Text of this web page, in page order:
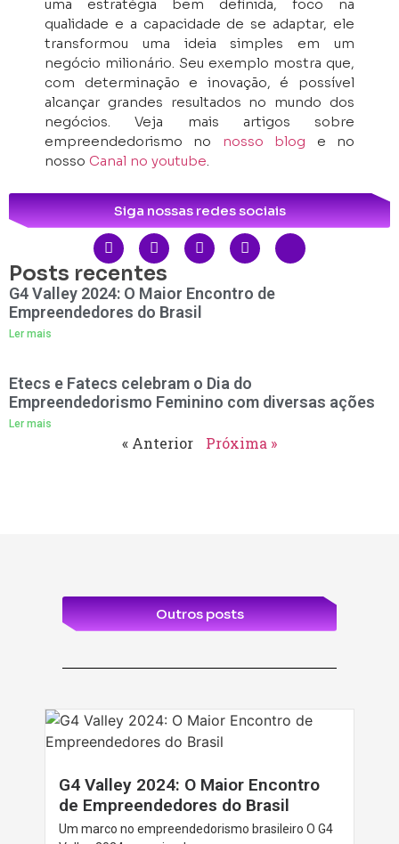
uma estratégia bem definida, foco na
qualidade e a capacidade de se adaptar, ele
transformou uma ideia simples em um
negócio milionário. Seu exemplo mostra que,
com determinação e inovação, é possível
alcançar grandes resultados no mundo dos
negócios. Veja mais artigos sobre
empreendedorismo no nosso blog e no
nosso Canal no youtube.
Siga nossas redes sociais
Posts recentes
G4 Valley 2024: O Maior Encontro de
Empreendedores do Brasil
Ler mais
Etecs e Fatecs celebram o Dia do
Empreendedorismo Feminino com diversas ações
Ler mais
« Anterior Próxima »
Outros posts
G4 Valley 2024: O Maior Encontro
de Empreendedores do Brasil
Um marco no empreendedorismo brasileiro O G4